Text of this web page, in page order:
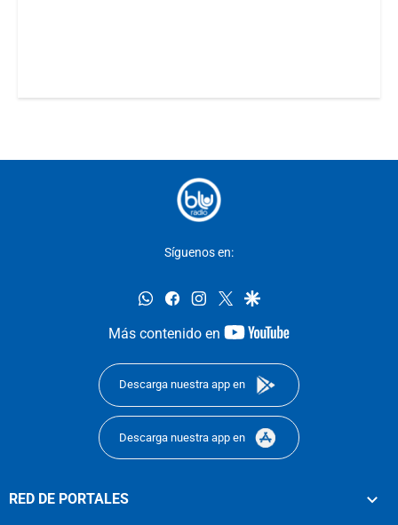
Síguenos en:
whatsappfacebookinstagram
twittergoogle
Más contenido en
youtube-
Descarga nuestra app en
Descarga nuestra app en
RED DE PORTALES